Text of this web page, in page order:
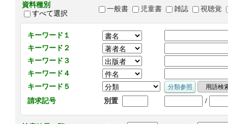
資料種別
すべて選択
一般書 児童書 雑誌 視聴覚
キーワード１
キーワード２
キーワード３
キーワード４
キーワード５
請求記号
別置 /